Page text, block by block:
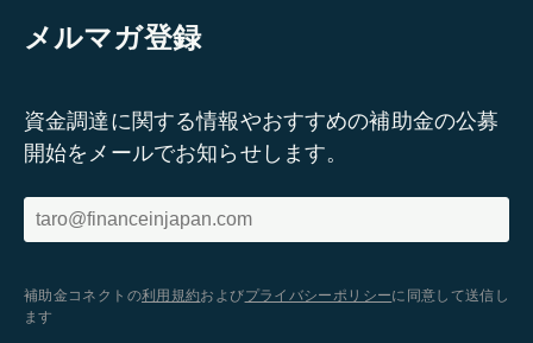
メルマガ登録
資金調達に関する情報やおすすめの補助金の公募
開始をメールでお知らせします。
補助金コネクトの利用規約およびプライバシーポリシーに同意して送信し
ます